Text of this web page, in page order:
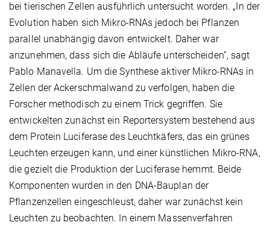
bei tierischen Zellen ausführlich untersucht worden. „In der
Evolution haben sich Mikro-RNAs jedoch bei Pflanzen
parallel unabhängig davon entwickelt. Daher war
anzunehmen, dass sich die Abläufe unterscheiden“, sagt
Pablo Manavella. Um die Synthese aktiver Mikro-RNAs in
Zellen der Ackerschmalwand zu verfolgen, haben die
Forscher methodisch zu einem Trick gegriffen. Sie
entwickelten zunächst ein Reportersystem bestehend aus
dem Protein Luciferase des Leuchtkäfers, das ein grünes
Leuchten erzeugen kann, und einer künstlichen Mikro-RNA,
die gezielt die Produktion der Luciferase hemmt. Beide
Komponenten wurden in den DNA-Bauplan der
Pflanzenzellen eingeschleust, daher war zunächst kein
Leuchten zu beobachten. In einem Massenverfahren